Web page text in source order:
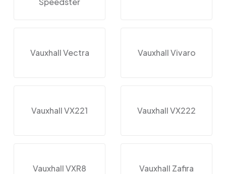
Vauxhall Vectra Vauxhall Vivaro
Vauxhall VX221 Vauxhall VX222
Vauxhall VXR8 Vauxhall Zafira